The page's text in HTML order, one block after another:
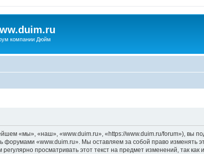
компании Дюйм
«мы», «наш», «www.duim.ru», «https://www.duim.ru/forum»), вы
форумами «www.duim.ru». Мы оставляем за собой право изменять
просматривать этот текст на предмет изменений, так